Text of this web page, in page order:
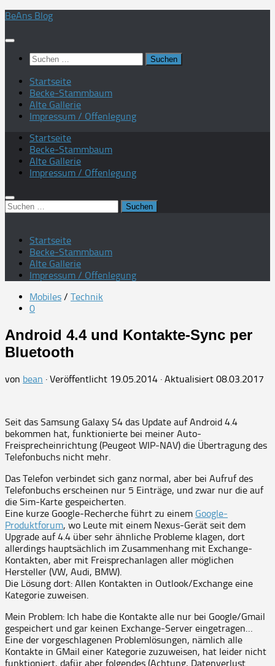
Zum
springen
BeAns Blog
Suchen
nach:
Startseite
Becke-Stammbaum
Alte Gallerie
Impressum / Offenlegung
Startseite
Becke-Stammbaum
Alte Gallerie
Impressum / Offenlegung
Suchen
nach:
Startseite
Becke-Stammbaum
Alte Gallerie
Impressum / Offenlegung
Mobiles / Technik
0
Android 4.4 und Kontakte-Sync per
Bluetooth
von bean · Veröffentlicht 19.05.2014 · Aktualisiert 08.03.2017
Seit das Samsung Galaxy S4 das Update auf Android 4.4
bekommen hat, funktionierte bei meiner Auto-
Freisprecheinrichtung (Peugeot WIP-NAV) die Übertragung des
Telefonbuchs nicht mehr.
Das Telefon verbindet sich ganz normal, aber bei Aufruf des
Telefonbuchs erscheinen nur 5 Einträge, und zwar nur die auf
die Sim-Karte gespeicherten.
Eine kurze Google-Recherche führt zu einem Google-
Produktforum, wo Leute mit einem Nexus-Gerät seit dem
Upgrade auf 4.4 über sehr ähnliche Probleme klagen, dort
allerdings hauptsächlich im Zusammenhang mit Exchange-
Kontakten, aber mit Freisprechanlagen aller möglichen
Hersteller (VW, Audi, BMW).
Die Lösung dort: Allen Kontakten in Outlook/Exchange eine
Kategorie zuweisen.
Mein Problem: Ich habe die Kontakte alle nur bei Google/Gmail
gespeichert und gar keinen Exchange-Server eingetragen…
Eine der vorgeschlagenen Problemlösungen, nämlich alle
Kontakte in GMail einer Kategorie zuzuweisen, hat leider nicht
funktioniert, dafür aber folgendes (Achtung, Datenverlust